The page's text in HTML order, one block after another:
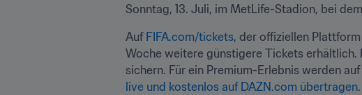
Sonntag, 13. Juli, im MetLife-Stadion, bei
Auf FIFA.com/tickets, der offiziellen
Woche weitere günstigere Tickets
sichern. Für ein Premium-Erlebnis werden auf
live und kostenlos auf DAZN.com übertragen